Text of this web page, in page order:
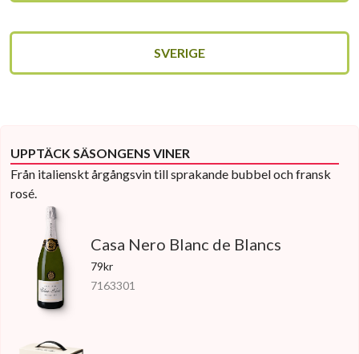
SVERIGE
UPPTÄCK SÄSONGENS VINER
Från italienskt årgångsvin till sprakande bubbel och fransk
rosé.
Casa Nero Blanc de Blancs
79kr
7163301